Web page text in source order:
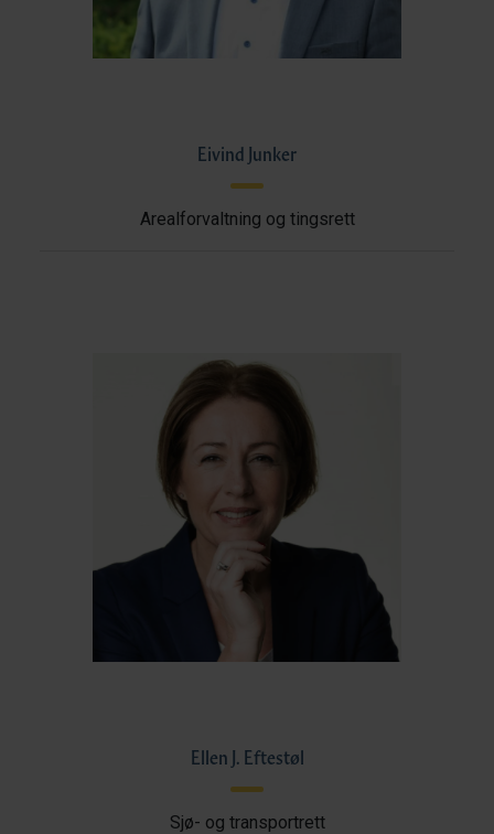
Eivind Junker
Arealforvaltning og tingsrett
Ellen J. Eftestøl
Sjø- og transportrett